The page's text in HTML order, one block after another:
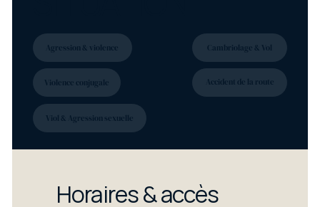
Agression & violence
Violence conjugale
Viol & Agression sexuelle
Cambriolage & Vol
Accident de la route
Horaires & accès